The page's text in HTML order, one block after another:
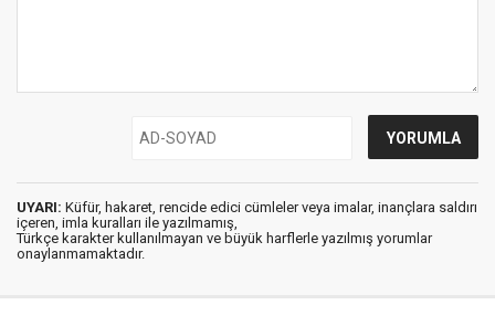
UYARI: Küfür, hakaret, rencide edici cümleler veya imalar, inançlara saldırı
içeren, imla kuralları ile yazılmamış,
Türkçe karakter kullanılmayan ve büyük harflerle yazılmış yorumlar
onaylanmamaktadır.